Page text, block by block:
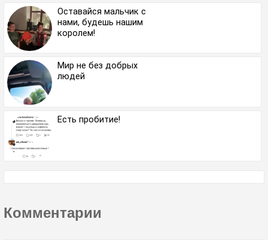
Оставайся мальчик с
нами, будешь нашим
королем!
Мир не без добрых
людей
Есть пробитие!
Комментарии